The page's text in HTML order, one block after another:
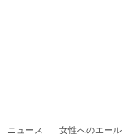
ニュース 女性へのエール